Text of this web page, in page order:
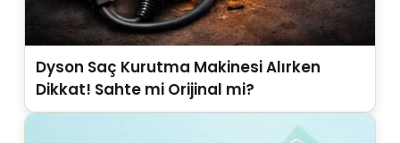
Dyson Saç Kurutma Makinesi Alırken
Dikkat! Sahte mi Orijinal mi?